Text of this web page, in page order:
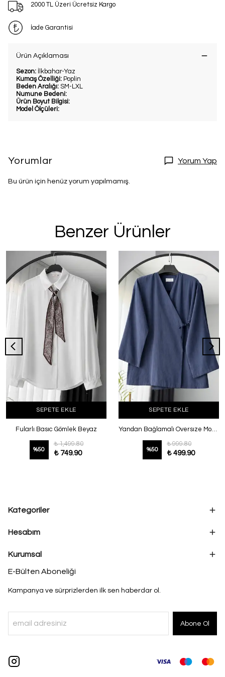
2000 TL Üzeri Ücretsiz Kargo
İade Garantisi
Ürün Açıklaması
Sezon: İlkbahar-Yaz
Kumaş Özelliği: Poplin
Beden Aralığı: SM-LXL
Numune Bedeni:
Ürün Boyut Bilgisi:
Model Ölçüleri:
Yorumlar Yorum Yap
Bu ürün için henüz yorum yapılmamış.
Benzer Ürünler
SEPETE EKLE
Fularlı Basıc Gömlek Beyaz
%50
₺ 1,499.80
₺ 749.90
SEPETE EKLE
Yandan Bağlamalı Oversıze Modal Kimono Lacivert
%50
₺ 999.80
₺ 499.90
Kategoriler
Hesabım
Kurumsal
E-Bülten Aboneliği
Kampanya ve sürprizlerden ilk sen haberdar ol.
Abone Ol